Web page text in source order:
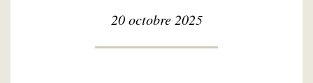
20 octobre 2025